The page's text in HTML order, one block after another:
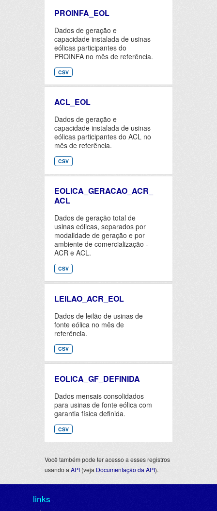
PROINFA_EOL
Dados de geração e
capacidade instalada de usinas
eólicas participantes do
PROINFA no mês de referência.
CSV
ACL_EOL
Dados de geração e
capacidade instalada de usinas
eólicas participantes do ACL no
mês de referência.
CSV
EOLICA_GERACAO_ACR_
ACL
Dados de geração total de
usinas eólicas, separados por
modalidade de geração e por
ambiente de comercialização -
ACR e ACL.
CSV
LEILAO_ACR_EOL
Dados de leilão de usinas de
fonte eólica no mês de
referência.
CSV
EOLICA_GF_DEFINIDA
Dados mensais consolidados
para usinas de fonte eólica com
garantia física definida.
CSV
Você também pode ter acesso a esses registros
usando a API (veja Documentação da API).
links